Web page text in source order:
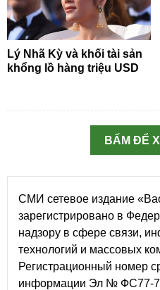
Lý Nhã Kỳ và khối tài sản
khổng lồ hàng triệu USD
BẤM ĐỂ
СМИ сетевое издание
зарегистрировано в
надзору в сфере связи,
технологий и массовых
Регистрационный номер
информации Эл № ФС77-